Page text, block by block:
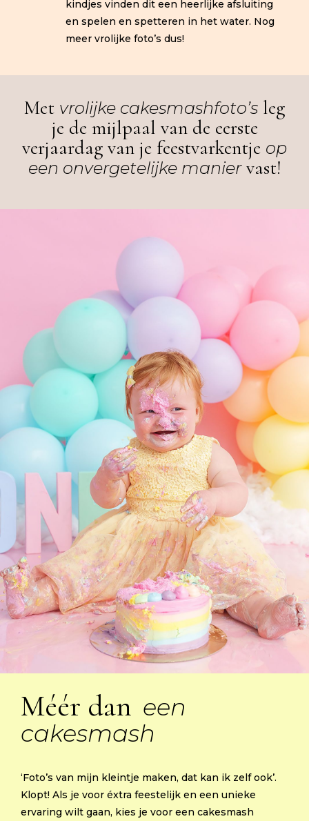
kindjes vinden dit een heerlijke afsluiting
en spelen en spetteren in het water. Nog
meer vrolijke foto’s dus!
Met vrolijke cakesmashfoto’s leg
je de mijlpaal van de eerste
verjaardag van je feestvarkentje op
een onvergetelijke maniervast!
Méér dan een
cakesmash
‘Foto’s van mijn kleintje maken, dat kan ik zelf ook’.
Klopt! Als je voor éxtra feestelijk en een unieke
ervaring wilt gaan, kies je voor een cakesmash